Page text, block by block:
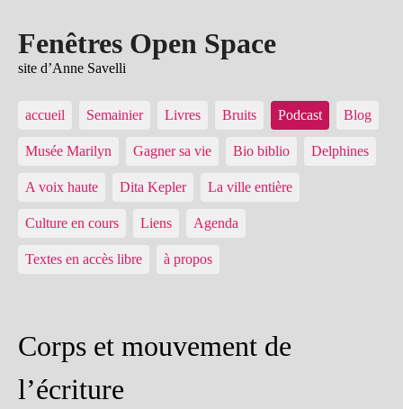
Fenêtres Open Space
site d’Anne Savelli
accueil Semainier Livres Bruits Podcast Blog
Musée Marilyn Gagner sa vie Bio biblio Delphines
A voix haute Dita Kepler La ville entière
Culture en cours Liens Agenda
Textes en accès libre à propos
Corps et mouvement de
l’écriture